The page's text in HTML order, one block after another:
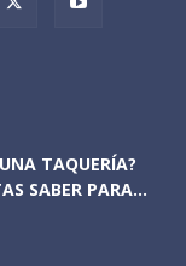
TAQUERÍA?
SABER PARA...